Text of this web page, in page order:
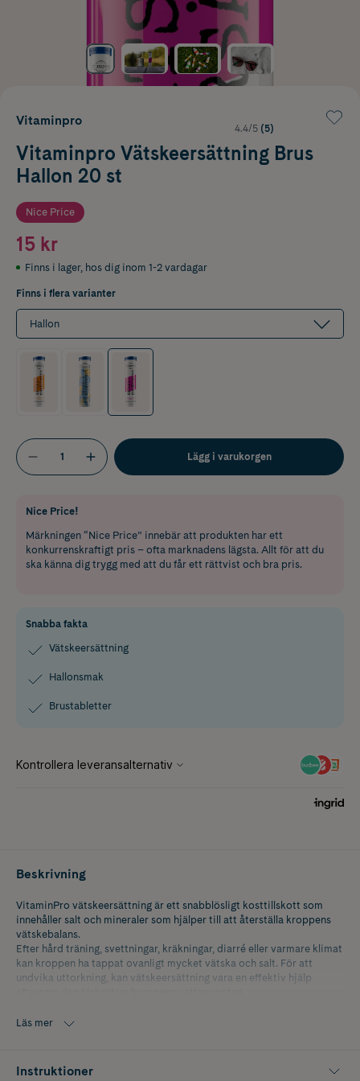
Vitaminpro
4.4/5 (5)
Vitaminpro Vätskeersättning Brus
Hallon 20 st
Nice Price
15 kr
Finns i lager, hos dig inom 1-2 vardagar
Finns i flera varianter
Hallon
Lägg i varukorgen
Nice Price!
Märkningen “Nice Price” innebär att produkten har ett
konkurrenskraftigt pris – ofta marknadens lägsta. Allt för att du
ska känna dig trygg med att du får ett rättvist och bra pris.
Snabba fakta
Vätskeersättning
Hallonsmak
Brustabletter
Beskrivning
VitaminPro vätskeersättning är ett snabblösligt kosttillskott som
innehåller salt och mineraler som hjälper till att återställa kroppens
vätskebalans.
Efter hård träning, svettningar, kräkningar, diarré eller varmare klimat
kan kroppen ha tappat ovanligt mycket vätska och salt. För att
undvika uttorkning, kan vätskeersättning vara en effektiv hjälp
God och fräsch hallonsmak.
Läs mer
Instruktioner